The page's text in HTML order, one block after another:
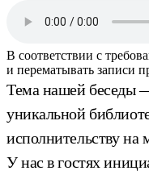
В соответствии с
и перематывать записи
Тема нашей беседы
уникальной
исполнительству на
У нас в гостях